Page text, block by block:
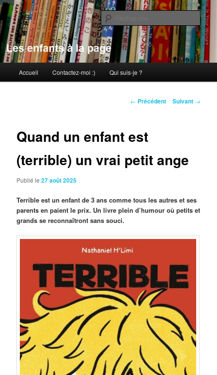
Aller
au
contenu
principalLes enfants à la page
principal
Accueil Contactez-moi :) Qui suis-je ?
Navigation
← Précédent Suivant →
Quand un enfant est
(terrible) un vrai petit ange
Publié le27 août 2025
Terrible est un enfant de 3 ans comme tous les autres et ses
parents en paient le prix. Un livre plein d’humour où petits et
grands se reconnaîtront sans souci.